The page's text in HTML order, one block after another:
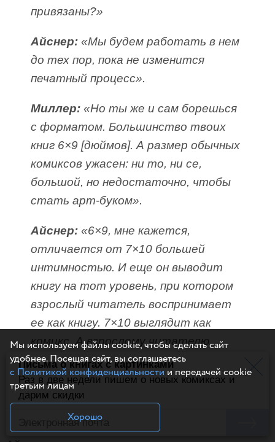
привязаны?»
Айснер: «Мы будем работать в нем
до тех пор, пока не изменится
печатный процесс».
Миллер: «Но ты же и сам борешься
с форматом. Большинство твоих
книг 6×9 [дюймов]. А размер обычных
комиксов ужасен: ни то, ни се,
большой, но недостаточно, чтобы
стать арт-буком».
Айснер: «6×9, мне кажется,
отличается от 7×10 большей
интимностью. И еще он выводит
книгу на тот уровень, при котором
взрослый читатель воспринимает
ее как книгу. 7×10 выглядит как
комикс. А взрослому читателю
больше по нраву 6×9, поскольку так
печатаются романы, которые
он читает».
Подобно «Спириту», новое произведение
Письма о книгах с картинками
Раз в две недели пишем о новых комиксах и
дарим скидки
Мы используем файлы cookie, чтобы сделать сайт
удобнее. Посещая сайт, вы соглашаетесь
с Политикой конфиденциальностии передачей cookie
третьим лицам
Хорошо